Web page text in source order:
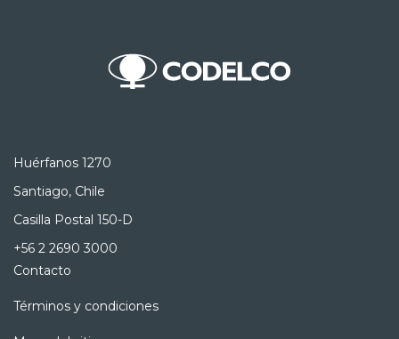
Huérfanos 1270
Santiago, Chile
Casilla Postal 150-D
+56 2 2690 3000
Contacto
Términos y condiciones